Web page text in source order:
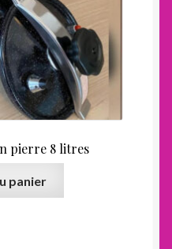
pierre 8 litres
panier